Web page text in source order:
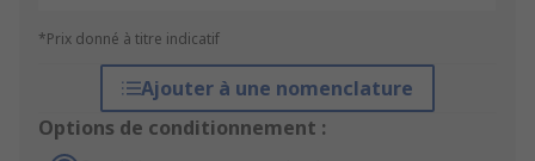
*Prix donné à titre indicatif
Ajouter à une nomenclature
Options de conditionnement :